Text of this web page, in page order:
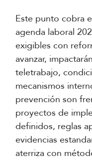
Este punto cobra
agenda laboral
exigibles con
avanzar,
teletrabajo,
mecanismos
prevención son
proyectos de
definidos, reglas
evidencias
aterriza con